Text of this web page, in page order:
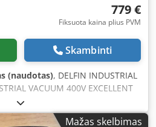
clearing sidewalk, caretaker779 €
Fiksuota kaina plius PVM
Skambinti
(naudotas), DELFIN INDUSTRIAL
VACUUM 400V EXCELLENT
= AS SHOWN IN PICTURES
price – TOP OFFER) 4 units
Mažas skelbimas